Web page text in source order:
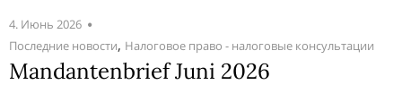
4. Июнь 2026
Последние новости, Налоговое право - налоговые консультации
Mandantenbrief Juni 2026